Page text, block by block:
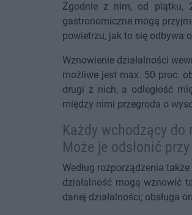
Zgodnie z nim, od piątku,
gastronomiczne mogą
powietrzu, jak to się odbywa
Wznowienie działalności
możliwe jest max. 50 proc.
drugi z nich, a odległość
między nimi przegroda o
Każdy wchodzący
Może je odsłonić
Według rozporządzenia
działalność mogą wznowić
danej działalności; obsługa